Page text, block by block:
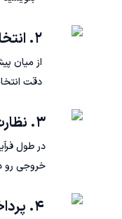
۲. انتخاب فریلنسر
از میان
دقت
۳. نظارت بر پروژه
در طول
خروجی رو
۴. پرداخت امن